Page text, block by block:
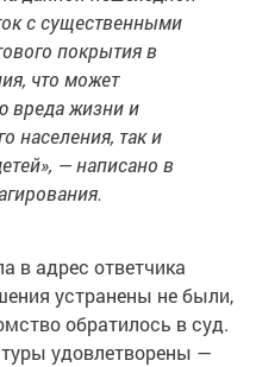
с существенными
покрытия в
что может
вреда жизни и
населения, так и
— написано в
в адрес ответчика
устранены не были,
обратилось в суд.
удовлетворены —